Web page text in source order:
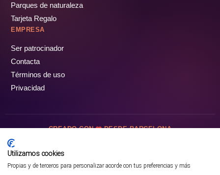
Parques de naturaleza
Tarjeta Regalo
EMPRESA
Ser patrocinador
Contacta
Términos de uso
Privacidad
CREADO CON DESDE BARCELONA
Utilizamos cookies
Propias y de terceros para personalizar acorde con tus preferencias y más